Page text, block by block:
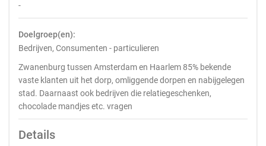
-
Doelgroep(en):
Bedrijven, Consumenten - particulieren
Zwanenburg tussen Amsterdam en Haarlem 85% bekende
vaste klanten uit het dorp, omliggende dorpen en nabijgelegen
stad. Daarnaast ook bedrijven die relatiegeschenken,
chocolade mandjes etc. vragen
Details